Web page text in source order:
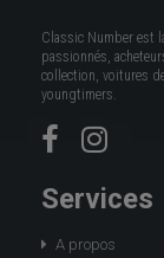
Classic Number est
passionnés,
collection, voitures
youngtimers.
Services
A propos